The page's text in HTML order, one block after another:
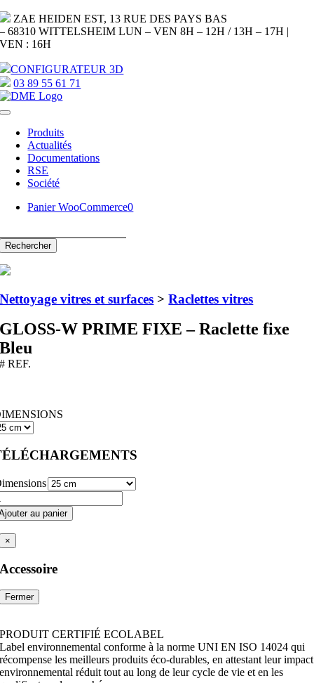
Passer
au
contenu
ZAE HEIDEN EST, 13 RUE DES PAYS BAS
– 68310 WITTELSHEIMLUN – VEN8H – 12H / 13H – 17H |
VEN : 16H
CONFIGURATEUR 3D
03 89 55 61 71
Navigation
basculeProduits
Actualités
Documentations
RSE
Société
Panier WooCommerce0
Nettoyage vitres et surfaces >Raclettes vitres
GLOSS-W PRIME FIXE – Raclette fixe
Bleu
# REF.
au panier
×
Accessoire
Fermer
PRODUIT CERTIFIÉ ECOLABEL
Label environnemental conforme à la norme UNI EN ISO 14024 qui
récompense les meilleurs produits éco-durables, en attestant leur impact
environnemental réduit tout au long de leur cycle de vie et en les